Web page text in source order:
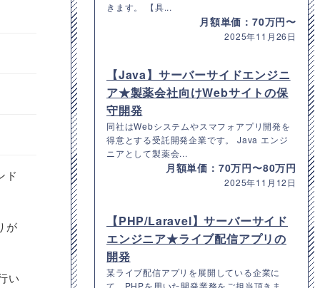
ド
が
い
きます。 【具...
月額単価：70万円〜
2025年11月26日
【Java】サーバーサイドエンジニ
ア★製薬会社向けWebサイトの保
守開発
同社はWebシステムやスマフォアプリ開発を
得意とする受託開発企業です。 Java エンジ
ニアとして製薬会...
月額単価：70万円〜80万円
2025年11月12日
【PHP/Laravel】サーバーサイド
エンジニア★ライブ配信アプリの
開発
某ライブ配信アプリを展開している企業に
て、PHPを用いた開発業務をご担当頂きま